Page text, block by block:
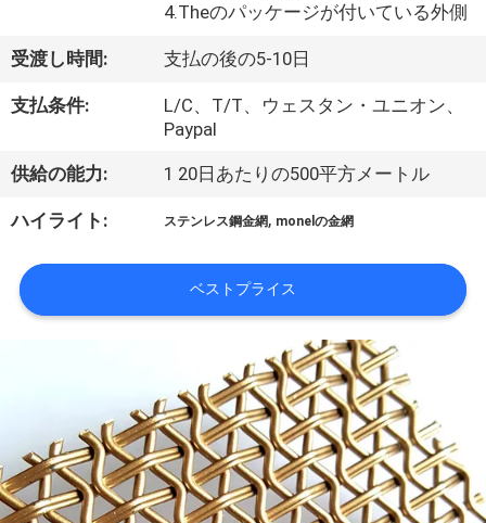
い
て
工
場
学
管
理
4.Theのパッケージが付いている外側
受渡し時間: 支払の後の5-10日
支払条件:
L/C、T/T、ウェスタン・ユニオン、
Paypal
供給の能力: 1 20日あたりの500平方メートル
ハイライト: ステンレス鋼金網, monelの金網
ベストプライス